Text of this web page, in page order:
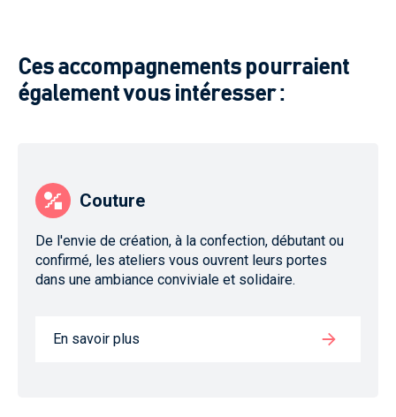
Ces accompagnements pourraient
également vous intéresser :
Couture
De l'envie de création, à la confection, débutant ou
confirmé, les ateliers vous ouvrent leurs portes
dans une ambiance conviviale et solidaire.
En savoir plus